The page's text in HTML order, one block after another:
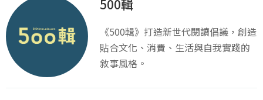
500輯
《500輯》打造新世代閱讀倡議，創造
貼合文化、消費、生活與自我實踐的
敘事風格。